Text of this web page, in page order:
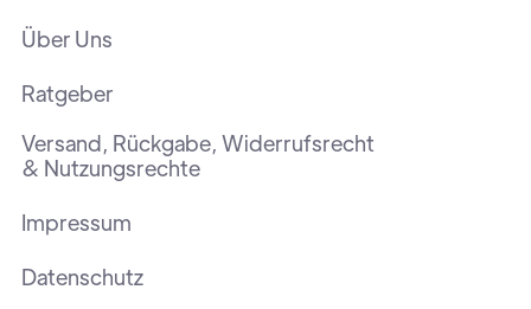
Über Uns
Ratgeber
Versand, Rückgabe, Widerrufsrecht
& Nutzungsrechte
Impressum
Datenschutz